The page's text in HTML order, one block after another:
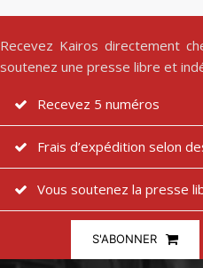
Recevez Kairos directement
soutenez une presse libre et
Recevez 5 numéros
Frais d’expédition selon
Vous soutenez la presse
S'ABONNER